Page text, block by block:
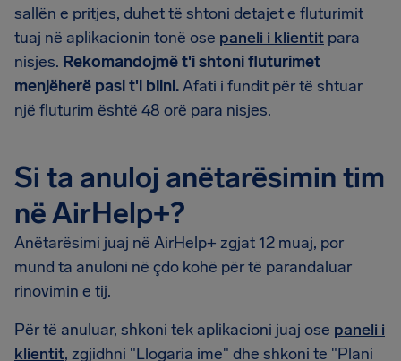
sallën e pritjes, duhet të shtoni detajet e fluturimit
tuaj në aplikacionin tonë ose paneli i klientit para
nisjes. Rekomandojmë t'i shtoni fluturimet
menjëherë pasi t'i blini.Afati i fundit për të shtuar
një fluturim është 48 orë para nisjes.
Si ta anuloj anëtarësimin tim
në AirHelp+?
Anëtarësimi juaj në AirHelp+ zgjat 12 muaj, por
mund ta anuloni në çdo kohë për të parandaluar
rinovimin e tij.
Për të anuluar, shkoni tek aplikacioni juaj ose paneli i
klientit, zgjidhni "Llogaria ime" dhe shkoni te "Plani